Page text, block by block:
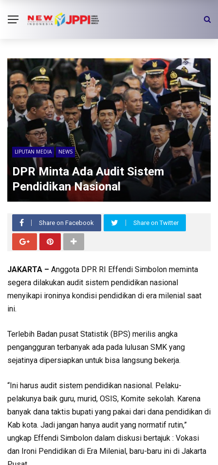
LIPUTAN MEDIA NEWS
DPR Minta Ada Audit Sistem
Pendidikan Nasional
Share on Facebook Share on Twitter
JAKARTA – ‎Anggota DPR RI Effendi Simbolon meminta
segera dilakukan audit sistem pendidikan nasional
menyikapi ironinya kondisi pendidikan di era milenial saat
ini.
Terlebih ‎Badan pusat Statistik (BPS) merilis angka
pengangguran terbanyak ada pada lulusan SMK yang
sejatinya dipersiapkan untuk bisa langsung bekerja.
“Ini harus audit sistem pendidikan nasional. Pelaku-
pelakunya baik guru, murid, OSIS, Komite sekolah. Karena
banyak dana taktis bupati yang pakai dari dana pendidikan di
Kab kota. Jadi jangan hanya audit yang normatif rutin,”
ungkap Effendi ‎Simbolon dalam diskusi bertajuk : Vokasi
dan Ironi Pendidikan di Era Milenial, baru-baru ini di Jakarta